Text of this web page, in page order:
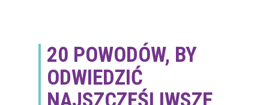
20 POWODÓW, BY
ODWIEDZIĆ